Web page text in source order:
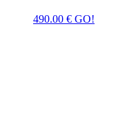
490.00 € GO!